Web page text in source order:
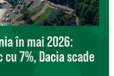
în mai 2026:
7%, Dacia scade